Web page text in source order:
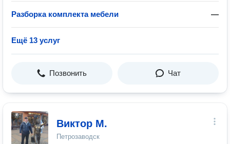
Разборка комплекта мебели —
Ещё 13 услуг
Позвонить Чат
Виктор М.
Петрозаводск